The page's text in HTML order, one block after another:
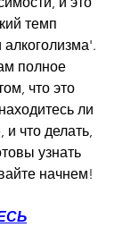
темп
алкоголизма'.
полное
что это
ли
что делать,
узнать
начнем!